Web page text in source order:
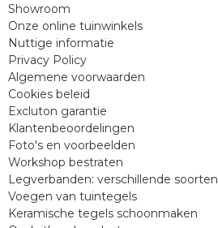
Showroom
Onze online tuinwinkels
Nuttige informatie
Privacy Policy
Algemene voorwaarden
Cookies beleid
Excluton garantie
Klantenbeoordelingen
Foto's en voorbeelden
Workshop bestraten
Legverbanden: verschillende soorten
Voegen van tuintegels
Keramische tegels schoonmaken